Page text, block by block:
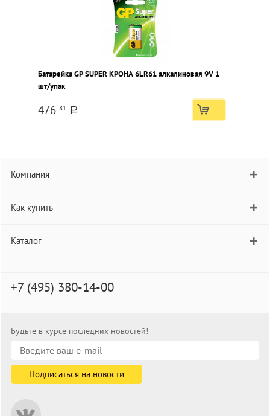
Батарейка GP SUPER КРОНА 6LR61 алкалиновая 9V 1
шт/упак
476 81 a
Компания
Как купить
Каталог
+7 (495) 380-14-00
Будьте в курсе последних новостей!